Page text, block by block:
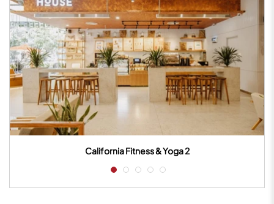
California Fitness & Yoga 3